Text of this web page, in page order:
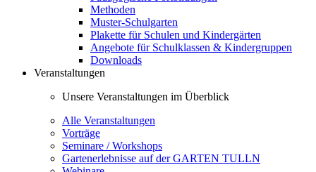
Methoden
Muster-Schulgarten
Plakette für Schulen und Kindergärten
Angebote für Schulklassen & Kindergruppen
Downloads
Veranstaltungen
Unsere Veranstaltungen im Überblick
Alle Veranstaltungen
Vorträge
Seminare / Workshops
Gartenerlebnisse auf der GARTEN TULLN